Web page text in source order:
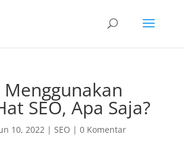
Menggunakan
SEO, Apa Saja?
10, 2022| SEO | 0 Komentar